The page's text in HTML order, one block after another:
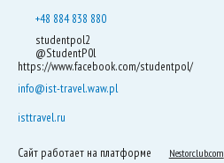
+48 884 838 880
studentpol2
@StudentP0l
https://www.facebook.com/studentpol/
info@ist-travel.waw.pl
isttravel.ru
Сайт работает на платформе Nestorclub.com